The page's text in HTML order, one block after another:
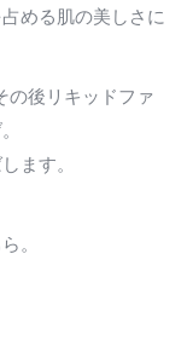
める肌の美しさに
の後リキッドファ
ます。
。